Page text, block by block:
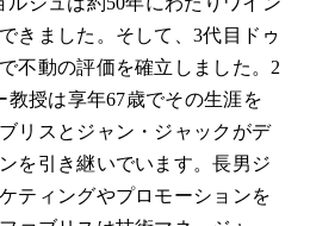
きました。そして、3代目ドゥ
不動の評価を確立しました。2
教授は享年67歳でその生涯を
リスとジャン・ジャックがデ
を引き継いでいます。長男ジ
ティングやプロモーションを